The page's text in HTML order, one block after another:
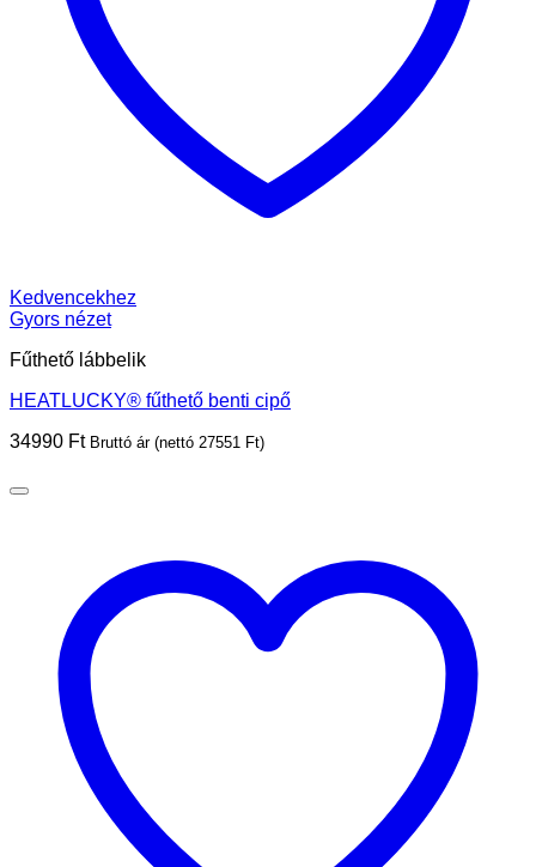
Kedvencekhez
Gyors nézet
Fűthető lábbelik
HEATLUCKY® fűthető benti cipő
34990 Ft Bruttó ár (nettó 27551 Ft)